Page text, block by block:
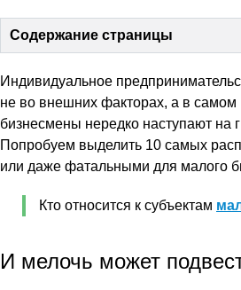
Содержание страницы
Индивидуальное
не во внешних факторах, а в
бизнесмены нередко наступают на
Попробуем выделить 10 самых
или даже фатальными для малого
Кто относится к субъектам
И мелочь может